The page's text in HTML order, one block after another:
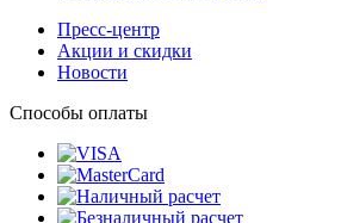
Пресс-центр
Акции и скидки
Новости
Способы оплаты